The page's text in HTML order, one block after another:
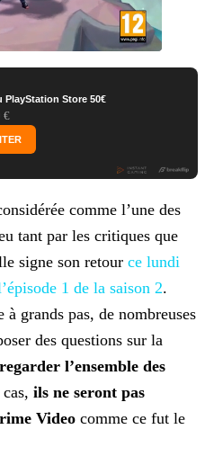
PlayStation Store 50€
€
comme l’une des
tant par les critiques que
signe son retour ce lundi
1 de la saison 2.
grands pas, de nombreuses
des questions sur la
l’ensemble des
ils ne seront pas
Video comme ce fut le